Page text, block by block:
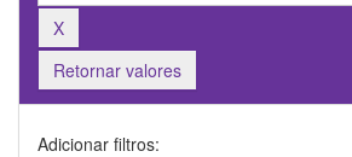
Retornar valores
Adicionar filtros: